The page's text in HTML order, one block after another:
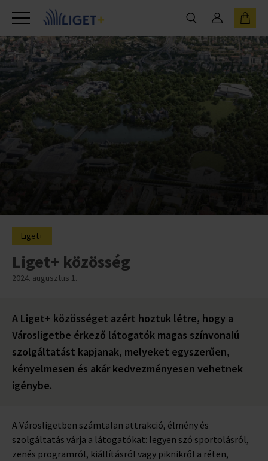
Liget+
Liget+ közösség
2024. augusztus 1.
A Liget+ közösséget azért hoztuk létre, hogy a
Városligetbe érkező látogatók magas színvonalú
szolgáltatást kapjanak, melyeket egyszerűen,
kényelmesen és akár kedvezményesen vehetnek
igénybe.
A Városligetben számtalan attrakció, élmény és
szolgáltatás várja a látogatókat: legyen szó sportolásról,
zenés programról, kiállításról vagy piknikről a réten,